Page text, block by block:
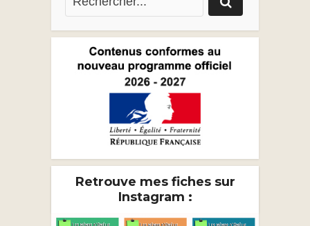
Retrouve mes fiches sur
Instagram :